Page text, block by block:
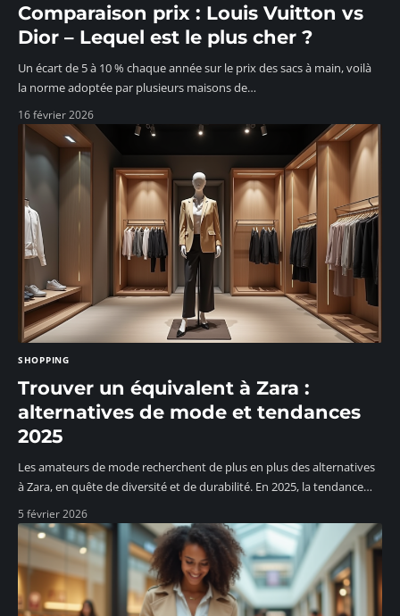
Comparaison prix : Louis Vuitton vs
Dior – Lequel est le plus cher ?
Un écart de 5 à 10 % chaque année sur le prix des sacs à main, voilà
la norme adoptée par plusieurs maisons de…
16 février 2026
SHOPPING
Trouver un équivalent à Zara :
alternatives de mode et tendances
2025
Les amateurs de mode recherchent de plus en plus des alternatives
à Zara, en quête de diversité et de durabilité. En 2025, la tendance…
5 février 2026